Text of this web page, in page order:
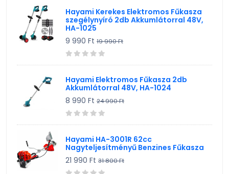
Hayami Kerekes Elektromos Fűkasza
szegélynyíró 2db Akkumlátorral 48V,
HA-1025
9 990 Ft 19 990 Ft
Hayami Elektromos Fűkasza 2db
Akkumlátorral 48V, HA-1024
8 990 Ft 24 990 Ft
Hayami HA-3001R 62cc
Nagyteljesítményű Benzines Fűkasza
21 990 Ft 31 800 Ft